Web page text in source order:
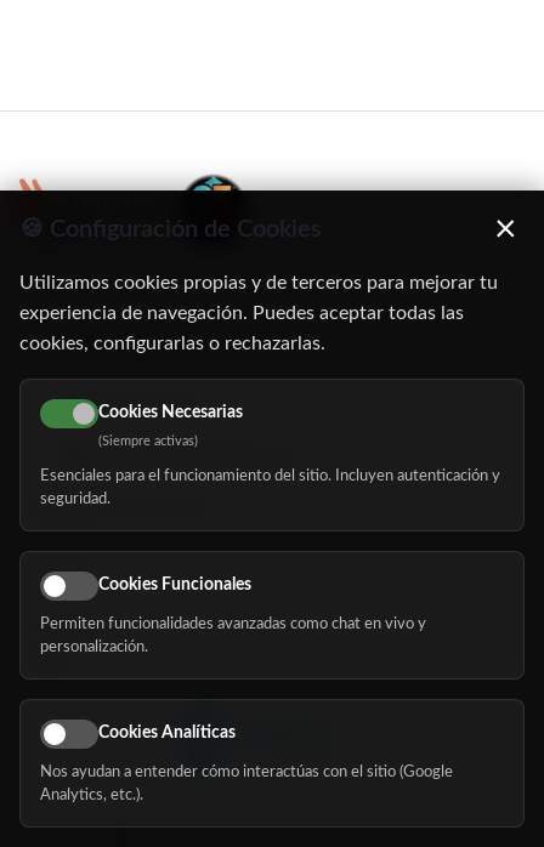
C/ Oruro, 11. 28016 Madrid
91 345 06 26
616 113 103
hola@mundomayor.com
Buscador de residencias
Eventos
Nosotros
Síguenos
🍪 Configuración de Cookies ×
Utilizamos cookies propias y de terceros para mejorar tu
experiencia de navegación. Puedes aceptar todas las
cookies, configurarlas o rechazarlas.
Cookies Necesarias
(Siempre activas)
Esenciales para el funcionamiento del sitio. Incluyen autenticación y
seguridad.
Cookies Funcionales
Permiten funcionalidades avanzadas como chat en vivo y
personalización.
Cookies Analíticas
Nos ayudan a entender cómo interactúas con el sitio (Google
Analytics, etc.).